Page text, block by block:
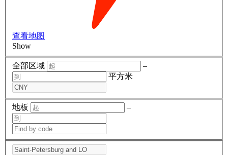
查看地图
Show
全部区域
–
平方米
地板 –